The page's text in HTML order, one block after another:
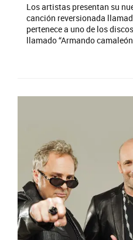
Los artistas presentan su
canción reversionada
pertenece a uno de los
llamado “Armando